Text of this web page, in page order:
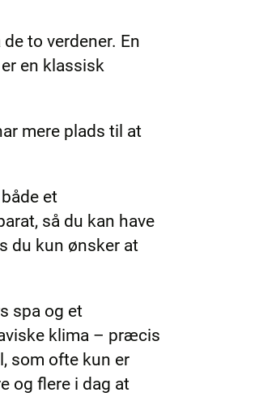
to verdener. En
en klassisk
mere plads til at
et
så du kan have
du kun ønsker at
spa og et
klima – præcis
som ofte kun er
og flere i dag at